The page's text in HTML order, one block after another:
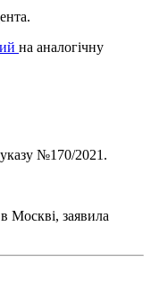
на аналогічну
указу №170/2021.
Москві, заявила